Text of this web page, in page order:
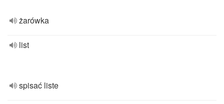
żarówka
list
spisać liste